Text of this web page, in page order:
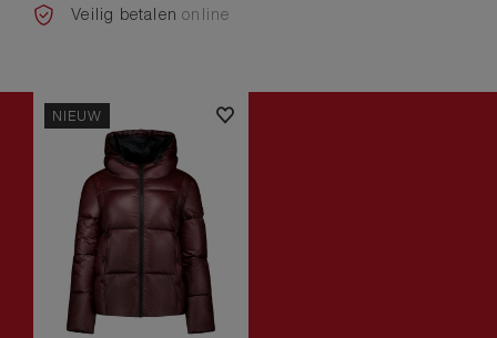
Veilig betalenonline
NIEUW